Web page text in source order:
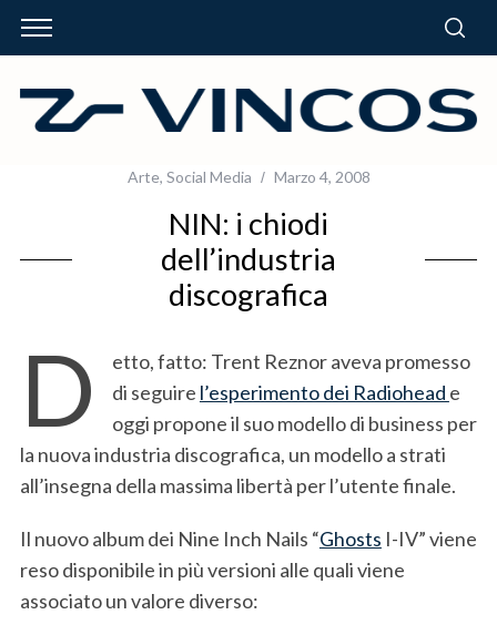
Arte, Social Media Marzo 4, 2008
NIN: i chiodi
dell’industria
discografica
D
etto, fatto: Trent Reznor aveva promesso
di seguire l’esperimento dei Radiohead e
oggi propone il suo modello di business per
la nuova industria discografica, un modello a strati
all’insegna della massima libertà per l’utente finale.
Il nuovo album dei Nine Inch Nails “Ghosts I-IV” viene
reso disponibile in più versioni alle quali viene
associato un valore diverso: